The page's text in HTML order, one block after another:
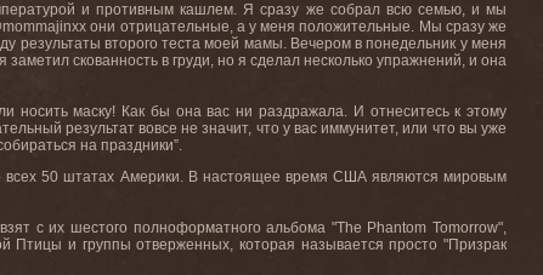
и противным кашлем. Я сразу же собрал всю семью, и мы
mommajinxx они отрицательные, а у меня положительные. Мы сразу же
результаты второго теста моей мамы. Вечером в понедельник у меня
скованность в груди, но я сделал несколько упражнений, и она
носить маску! Как бы она вас ни раздражала. И отнеситесь к этому
результат вовсе не значит, что у вас иммунитет, или что вы уже
на праздники”.
всех 50 штатах Америки. В настоящее время США являются мировым
с их шестого полноформатного альбома "The Phantom Tomorrow",
Птицы и группы отверженных, которая называется просто "Призрак